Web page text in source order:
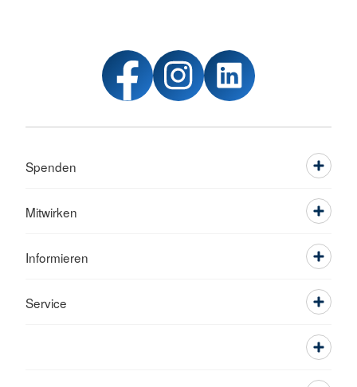
Spenden
Mitwirken
Informieren
Service